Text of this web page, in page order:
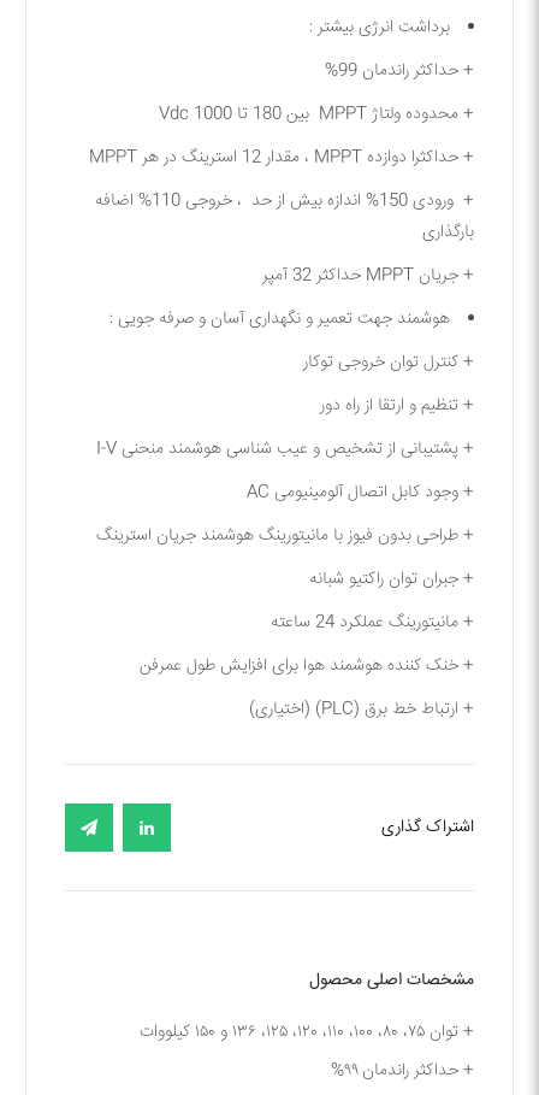
برداشت انرژی بیشتر :
+ حداکثر راندمان 99%
+ محدوده ولتاژ MPPT بین 180 تا 1000 Vdc
+ حداکثرا دوازده MPPT ، مقدار 12 استرینگ در هر MPPT
+ ورودی 150% اندازه بیش از حد ، خروجی 110% اضافه
بارگذاری
+ جریان MPPT حداکثر 32 آمپر
هوشمند جهت تعمیر و نگهداری آسان و صرفه جویی :
+ کنترل توان خروجی توکار
+ تنظیم و ارتقا از راه دور
+ پشتیبانی از تشخیص و عیب شناسی هوشمند منحنی I-V
+ وجود کابل اتصال آلومینیومی AC
+ طراحی بدون فیوز با مانیتورینگ هوشمند جریان استرینگ
+ جبران توان راکتیو شبانه
+ مانیتورینگ عملکرد 24 ساعته
+ خنک کننده هوشمند هوا برای افزایش طول عمرفن
+ ارتباط خط برق (PLC) (اختیاری)
اشتراک گذاری
مشخصات اصلی محصول
+ توان ۷۵، ۸۰، ۱۰۰، ۱۱۰، ۱۲۰، ۱۲۵، ۱۳۶ و ۱۵۰ کیلووات
+ حداکثر راندمان ۹۹%